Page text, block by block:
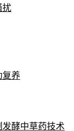
扰
复养
酵中草药技术